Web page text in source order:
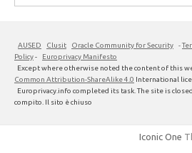
per:
AUSED Clusit Oracle Community for Security -
Policy-
Europrivacy Manifesto
Except where otherwise noted the content of this
Common Attribution-ShareAlike 4.0 International
Europrivacy.info completed its task. The site is
compito. Il sito è chiuso
Iconic One